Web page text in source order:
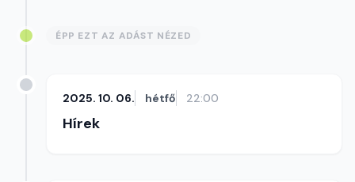
ÉPP EZT AZ ADÁST NÉZED
2025. 10. 06. hétfő 22:00
Hírek